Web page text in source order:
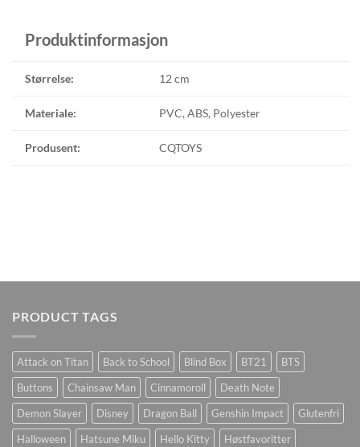
Produktinformasjon
Størrelse: 12 cm
Materiale: PVC, ABS, Polyester
Produsent: CQTOYS
PRODUCT TAGS
Attack on Titan Back to School Blind Box BT21
BTS
Buttons
Chainsaw Man Cinnamoroll
Death Note
Demon Slayer
Disney Dragon Ball Genshin Impact
Glutenfri
Halloween
Hatsune Miku Hello Kitty
Høstfavoritter